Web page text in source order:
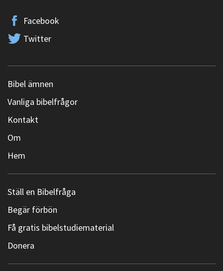
Facebook
Twitter
Bibel ämnen
Vanliga bibelfrågor
Kontakt
Om
Hem
Ställ en Bibelfråga
Begär förbön
Få gratis bibelstudiematerial
Donera